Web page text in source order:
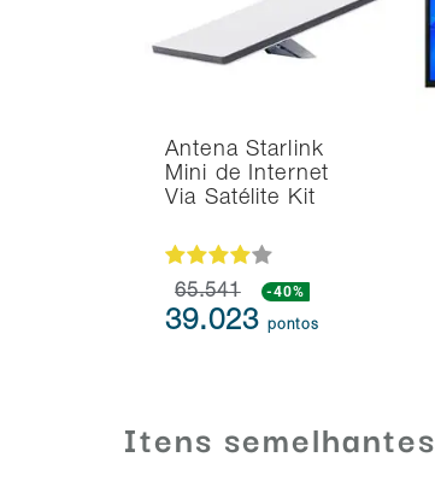
Antena Starlink
Mini de Internet
Via Satélite Kit
65.541 -40%
39.023pontos
Itens semelhantes